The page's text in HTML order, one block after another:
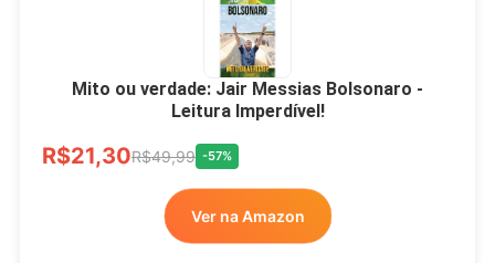
Mito ou verdade: Jair Messias Bolsonaro -
Leitura Imperdível!
R$21,30R$49,99 -57%
Ver na Amazon